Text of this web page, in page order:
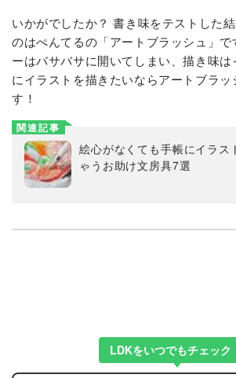
いかがでしたか？ 書き味をテストした
のはぺんてるの「アートブラッシュ」
ーはバサバサに開いてしまい、描き味
にイラストを描きたいならアートブラ
す！
関連記事
絵心がなくても手帳にイラス
ゃうお助け文房具7選
LDKをいつでもチェック